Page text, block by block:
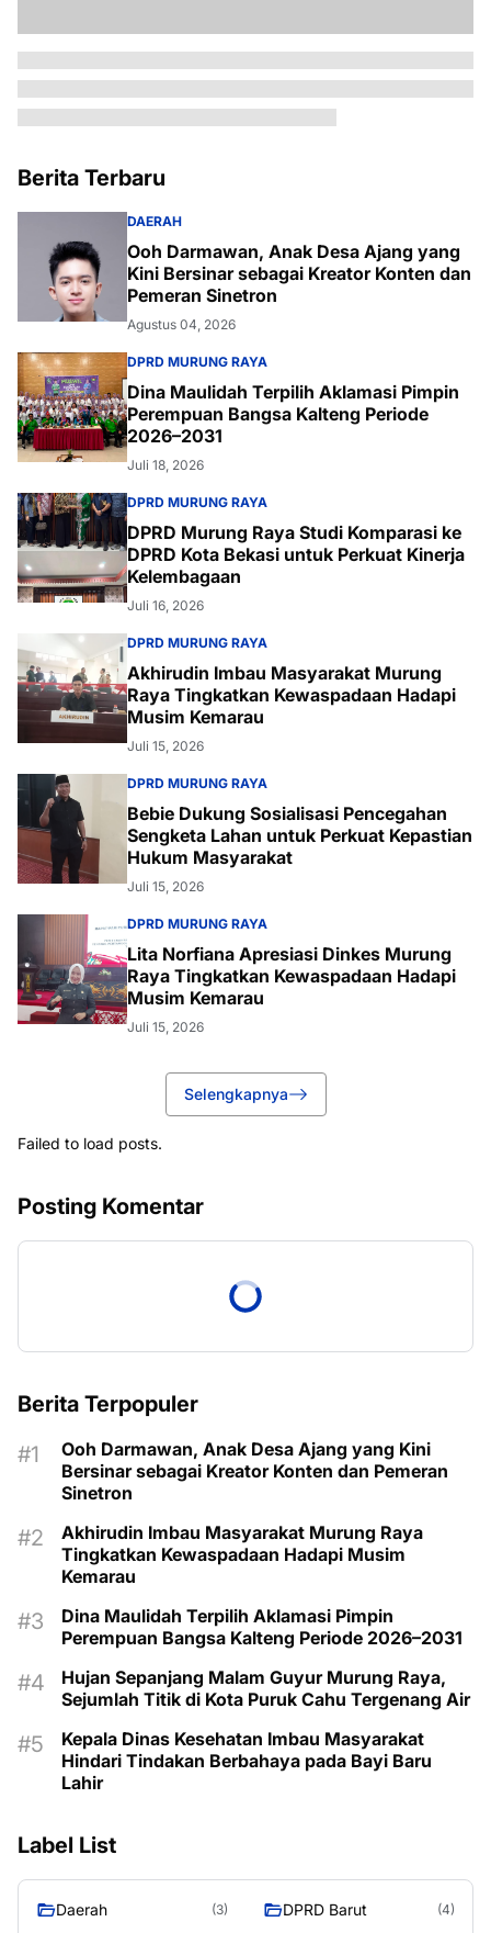
Berita Terbaru
DAERAH
Ooh Darmawan, Anak Desa Ajang yang
Kini Bersinar sebagai Kreator Konten dan
Pemeran Sinetron
Agustus 04, 2026
DPRD MURUNG RAYA
Dina Maulidah Terpilih Aklamasi Pimpin
Perempuan Bangsa Kalteng Periode
2026–2031
Juli 18, 2026
DPRD MURUNG RAYA
DPRD Murung Raya Studi Komparasi ke
DPRD Kota Bekasi untuk Perkuat Kinerja
Kelembagaan
Juli 16, 2026
DPRD MURUNG RAYA
Akhirudin Imbau Masyarakat Murung
Raya Tingkatkan Kewaspadaan Hadapi
Musim Kemarau
Juli 15, 2026
DPRD MURUNG RAYA
Bebie Dukung Sosialisasi Pencegahan
Sengketa Lahan untuk Perkuat Kepastian
Hukum Masyarakat
Juli 15, 2026
DPRD MURUNG RAYA
Lita Norfiana Apresiasi Dinkes Murung
Raya Tingkatkan Kewaspadaan Hadapi
Musim Kemarau
Juli 15, 2026
Selengkapnya
Failed to load posts.
Posting Komentar
Berita Terpopuler
Ooh Darmawan, Anak Desa Ajang yang Kini
Bersinar sebagai Kreator Konten dan Pemeran
Sinetron
Akhirudin Imbau Masyarakat Murung Raya
Tingkatkan Kewaspadaan Hadapi Musim
Kemarau
Dina Maulidah Terpilih Aklamasi Pimpin
Perempuan Bangsa Kalteng Periode 2026–2031
Hujan Sepanjang Malam Guyur Murung Raya,
Sejumlah Titik di Kota Puruk Cahu Tergenang Air
Kepala Dinas Kesehatan Imbau Masyarakat
Hindari Tindakan Berbahaya pada Bayi Baru
Lahir
Label List
Daerah (3) DPRD Barut (4)